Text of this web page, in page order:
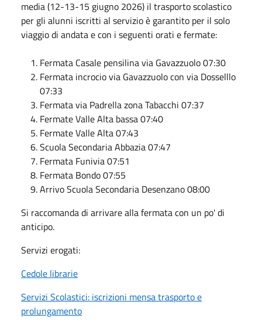
media (12-13-15 giugno 2026) il trasporto scolastico
per gli alunni iscritti al servizio è garantito per il solo
viaggio di andata e con i seguenti orati e fermate:
Fermata Casale pensilina via Gavazzuolo 07:30
Fermata incrocio via Gavazzuolo con via Dosselllo
07:33
Fermata via Padrella zona Tabacchi 07:37
Fermate Valle Alta bassa 07:40
Fermate Valle Alta 07:43
Scuola Secondaria Abbazia 07:47
Fermata Funivia 07:51
Fermata Bondo 07:55
Arrivo Scuola Secondaria Desenzano 08:00
Si raccomanda di arrivare alla fermata con un po' di
anticipo.
Servizi erogati:
Cedole librarie
Servizi Scolastici: iscrizioni mensa trasporto e
prolungamento